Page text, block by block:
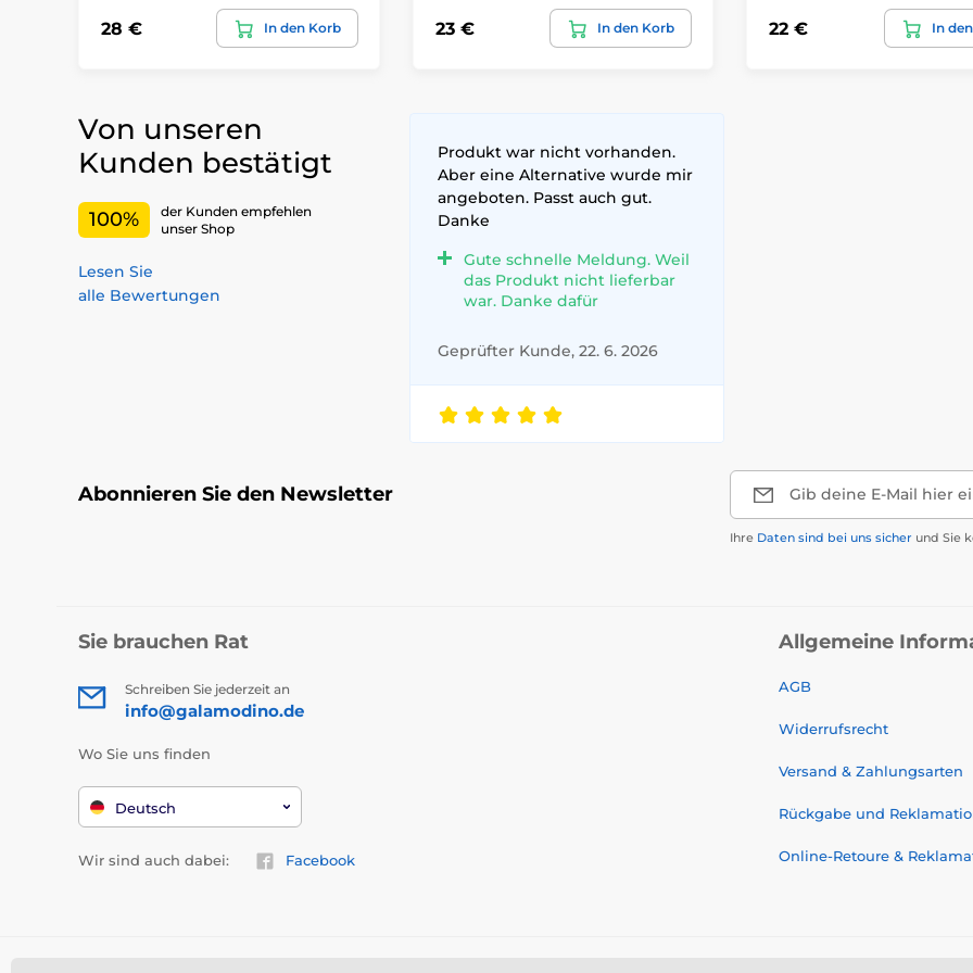
28 € In den Korb 23 € In den Korb 22 € In
Von unseren
Kunden bestätigt
100%
der Kunden empfehlen
unser Shop
Lesen Sie
alle Bewertungen
Produkt war nicht vorhanden.
Aber eine Alternative wurde mir
angeboten. Passt auch gut.
Danke
Gute schnelle Meldung. Weil
das Produkt nicht lieferbar
war. Danke dafür
Geprüfter Kunde, 22. 6. 2026
Abonnieren Sie den Newsletter Gib deine E-Mail hier
Ihre Daten sind bei uns sicher und Sie
Sie brauchen Rat
Schreiben Sie jederzeit an
info@galamodino.de
Wo Sie uns finden
Deutsch
Wir sind auch dabei: Facebook
Allgemeine
AGB
Widerrufsrecht
Versand & Zahlungsarten
Rückgabe und
Online-Retoure &